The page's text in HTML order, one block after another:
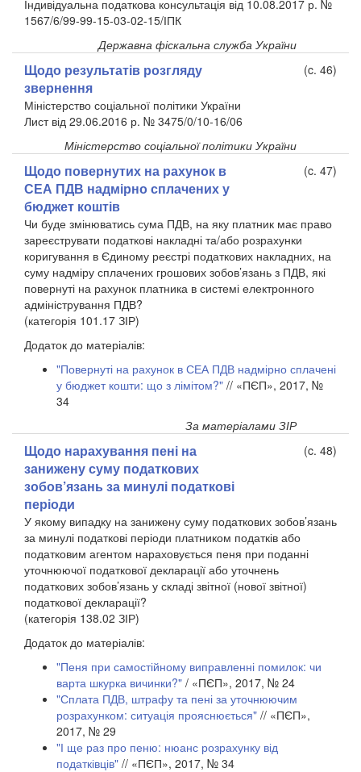
Індивідуальна податкова консультація від 10.08.2017 р. №
1567/6/99-99-15-03-02-15/ІПК
Державна фіскальна служба України
Щодо результатів розгляду
звернення
(c. 46)
Міністерство соціальної політики України
Лист від 29.06.2016 р. № 3475/0/10-16/06
Міністерство соціальної політики України
Щодо повернутих на рахунок в
СЕА ПДВ надмірно сплачених у
бюджет коштів
(c. 47)
Чи буде змінюватись сума ПДВ, на яку платник має право
зареєструвати податкові накладні та/або розрахунки
коригування в Єдиному реєстрі податкових накладних, на
суму надміру сплачених грошових зобов’язань з ПДВ, які
повернуті на рахунок платника в системі електронного
адміністрування ПДВ?
(категорія 101.17 ЗІР)
Додаток до матеріалів:
"Повернуті на рахунок в СЕА ПДВ надмірно сплачені
у бюджет кошти: що з лімітом?" // «ПЄП», 2017, №
34
За матеріалами ЗІР
Щодо нарахування пені на
занижену суму податкових
зобов’язань за минулі податкові
періоди
(c. 48)
У якому випадку на занижену суму податкових зобов’язань
за минулі податкові періоди платником податків або
податковим агентом нараховується пеня при поданні
уточнюючої податкової декларації або уточнень
податкових зобов’язань у складі звітної (нової звітної)
податкової декларації?
(категорія 138.02 ЗІР)
Додаток до матеріалів:
"Пеня при самостійному виправленні помилок: чи
варта шкурка вичинки?" / «ПЄП», 2017, № 24
"Сплата ПДВ, штрафу та пені за уточнюючим
розрахунком: ситуація прояснюється" // «ПЄП»,
2017, № 29
"І ще раз про пеню: нюанс розрахунку від
податківців" // «ПЄП», 2017, № 34